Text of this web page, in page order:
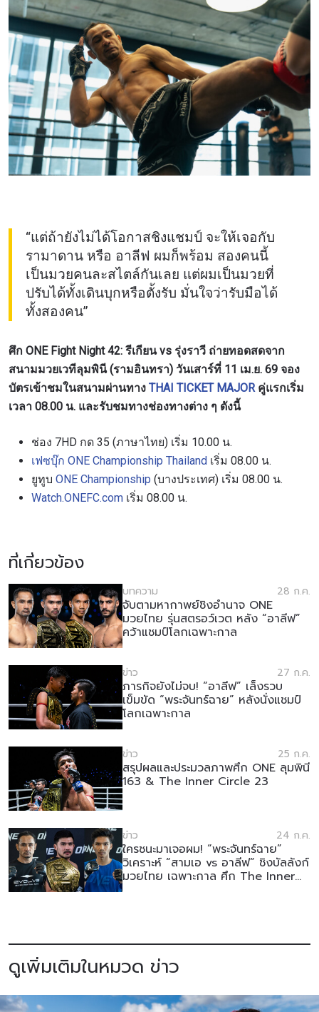
“แต่ถ้ายังไม่ได้โอกาสชิงแชมป์ จะให้เจอกับ
รามาดาน หรือ อาลีฟ ผมก็พร้อม สองคนนี้
เป็นมวยคนละสไตล์กันเลย แต่ผมเป็นมวยที่
ปรับได้ทั้งเดินบุกหรือตั้งรับ มั่นใจว่ารับมือได้
ทั้งสองคน”
​​ศึก ONE Fight Night 42: รีเกียน vs รุ่งราวี ถ่ายทอดสดจาก
สนามมวยเวทีลุมพินี (รามอินทรา) วันเสาร์ที่ 11 เม.ย. 69 จอง
บัตรเข้าชมในสนามผ่านทาง THAI TICKET MAJOR คู่แรกเริ่ม
เวลา 08.00 น. และรับชมทางช่องทางต่าง ๆ ดังนี้
ช่อง 7HD กด 35 (ภาษาไทย) เริ่ม 10.00 น.
เฟซบุ๊ก ONE Championship Thailand เริ่ม 08.00 น.
ยูทูบ ONE Championship (บางประเทศ) เริ่ม 08.00 น.
Watch.ONEFC.com เริ่ม 08.00 น.
ที่เกี่ยวข้อง
บทความ 28 ก.ค.
จับตามหากาพย์ชิงอำนาจ ONE
มวยไทย รุ่นสตรอว์เวต หลัง “อาลีฟ”
คว้าแชมป์โลกเฉพาะกาล
ข่าว 27 ก.ค.
ภารกิจยังไม่จบ! “อาลีฟ” เล็งรวบ
เข็มขัด “พระจันทร์ฉาย” หลังนั่งแชมป์
โลกเฉพาะกาล
ข่าว 25 ก.ค.
สรุปผลและประมวลภาพศึก ONE ลุมพินี
163 & The Inner Circle 23
ข่าว 24 ก.ค.
ใครชนะมาเจอผม! “พระจันทร์ฉาย”
วิเคราะห์ “สามเอ vs อาลีฟ” ชิงบัลลังก์
มวยไทย เฉพาะกาล ศึก The Inner
ดูเพิ่มเติมในหมวด ข่าว
ดูไฮไลต์การแข่งขัน
สมัคร
การส่งแบบฟอร์มนี้ถือว่าท่านให้ความยินยอมให้เรา
รวบรวม ใช้งาน และเปิดเผยข้อมูลของท่านภายใต้
นโยบายความเป็นส่วนตัวของเรา ท่านสามารถ
ยกเลิกการสมัครรับข่าวสารได้ตลอดเวลา